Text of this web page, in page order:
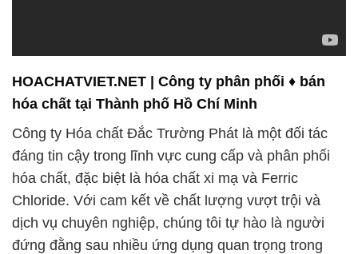
HOACHATVIET.NET | Công ty phân phối ♦ bán
hóa chất tại Thành phố Hồ Chí Minh
Công ty Hóa chất Đắc Trường Phát là một đối tác
đáng tin cậy trong lĩnh vực cung cấp và phân phối
hóa chất, đặc biệt là hóa chất xi mạ và Ferric
Chloride. Với cam kết về chất lượng vượt trội và
dịch vụ chuyên nghiệp, chúng tôi tự hào là người
đứng đằng sau nhiều ứng dụng quan trọng trong